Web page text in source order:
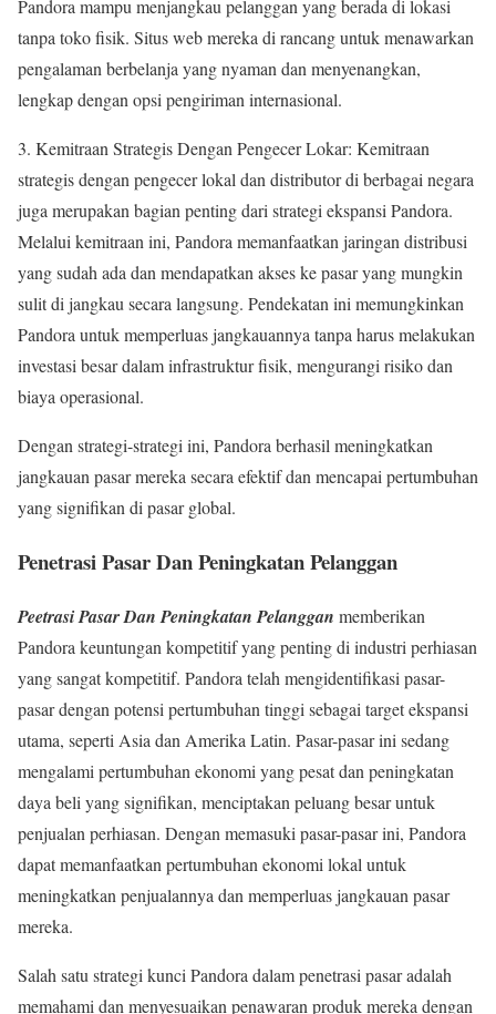
Pandora mampu menjangkau pelanggan yang berada di lokasi
tanpa toko fisik. Situs web mereka di rancang untuk menawarkan
pengalaman berbelanja yang nyaman dan menyenangkan,
lengkap dengan opsi pengiriman internasional.
3. Kemitraan Strategis Dengan Pengecer Lokar: Kemitraan
strategis dengan pengecer lokal dan distributor di berbagai negara
juga merupakan bagian penting dari strategi ekspansi Pandora.
Melalui kemitraan ini, Pandora memanfaatkan jaringan distribusi
yang sudah ada dan mendapatkan akses ke pasar yang mungkin
sulit di jangkau secara langsung. Pendekatan ini memungkinkan
Pandora untuk memperluas jangkauannya tanpa harus melakukan
investasi besar dalam infrastruktur fisik, mengurangi risiko dan
biaya operasional.
Dengan strategi-strategi ini, Pandora berhasil meningkatkan
jangkauan pasar mereka secara efektif dan mencapai pertumbuhan
yang signifikan di pasar global.
Penetrasi Pasar Dan Peningkatan Pelanggan
Peetrasi Pasar Dan Peningkatan Pelanggan memberikan
Pandora keuntungan kompetitif yang penting di industri perhiasan
yang sangat kompetitif. Pandora telah mengidentifikasi pasar-
pasar dengan potensi pertumbuhan tinggi sebagai target ekspansi
utama, seperti Asia dan Amerika Latin. Pasar-pasar ini sedang
mengalami pertumbuhan ekonomi yang pesat dan peningkatan
daya beli yang signifikan, menciptakan peluang besar untuk
penjualan perhiasan. Dengan memasuki pasar-pasar ini, Pandora
dapat memanfaatkan pertumbuhan ekonomi lokal untuk
meningkatkan penjualannya dan memperluas jangkauan pasar
mereka.
Salah satu strategi kunci Pandora dalam penetrasi pasar adalah
memahami dan menyesuaikan penawaran produk mereka dengan